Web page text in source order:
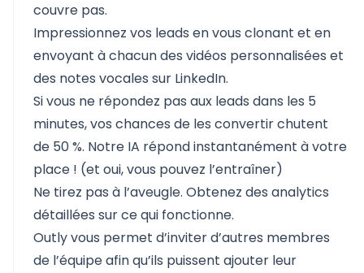
couvre pas.
Impressionnez vos leads en vous clonant et en
envoyant à chacun des vidéos personnalisées et
des notes vocales sur LinkedIn.
Si vous ne répondez pas aux leads dans les 5
minutes, vos chances de les convertir chutent
de 50 %. Notre IA répond instantanément à votre
place ! (et oui, vous pouvez l’entraîner)
Ne tirez pas à l’aveugle. Obtenez des analytics
détaillées sur ce qui fonctionne.
Outly vous permet d’inviter d’autres membres
de l’équipe afin qu’ils puissent ajouter leur